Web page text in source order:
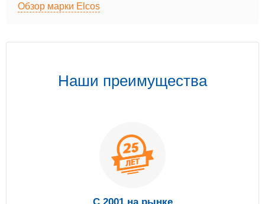
Обзор марки Elcos
Наши преимущества
С 2001 на рынке